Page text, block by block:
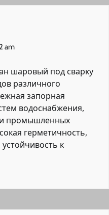
am
шаровый под сварку
различного
запорная
водоснабжения,
и промышленных
герметичность,
к